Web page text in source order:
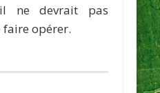
il ne devrait pas
faire opérer.